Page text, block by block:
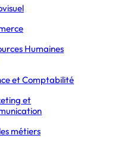
l’étranger
Humaines
et Comptabilité
et
métiers